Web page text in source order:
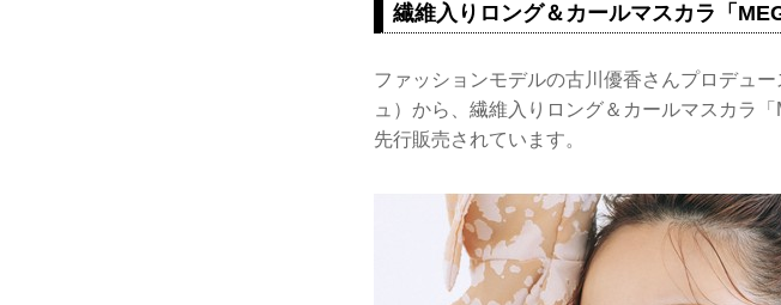
繊維入りロング＆カールマスカラ「
ファッションモデルの古川優香さんプロデュ
ュ）から、繊維入りロング＆カールマスカラ
先行販売されています。